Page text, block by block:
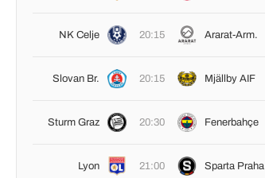
NK Celje 20:15 Ararat-Arm.
Slovan Br. 20:15 Mjällby AIF
Sturm Graz 20:30 Fenerbahçe
Lyon 21:00 Sparta Praha